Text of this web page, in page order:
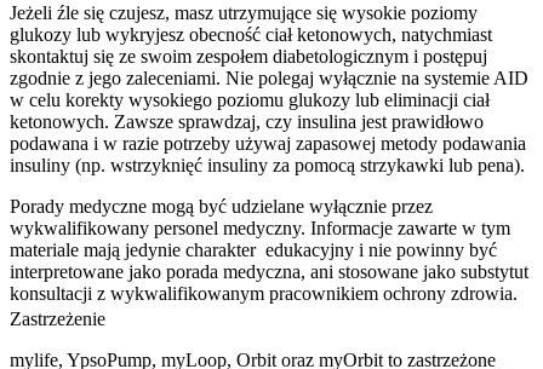
Jeżeli źle się czujesz, masz utrzymujące się wysokie poziomy
glukozy lub wykryjesz obecność ciał ketonowych, natychmiast
skontaktuj się ze swoim zespołem diabetologicznym i postępuj
zgodnie z jego zaleceniami. Nie polegaj wyłącznie na systemie AID
w celu korekty wysokiego poziomu glukozy lub eliminacji ciał
ketonowych. Zawsze sprawdzaj, czy insulina jest prawidłowo
podawana i w razie potrzeby używaj zapasowej metody podawania
insuliny (np. wstrzyknięć insuliny za pomocą strzykawki lub pena).
Porady medyczne mogą być udzielane wyłącznie przez
wykwalifikowany personel medyczny. Informacje zawarte w tym
materiale mają jedynie charakter edukacyjny i nie powinny być
interpretowane jako porada medyczna, ani stosowane jako substytut
konsultacji z wykwalifikowanym pracownikiem ochrony zdrowia.
Zastrzeżenie
mylife, YpsoPump, myLoop, Orbit oraz myOrbit to zastrzeżone